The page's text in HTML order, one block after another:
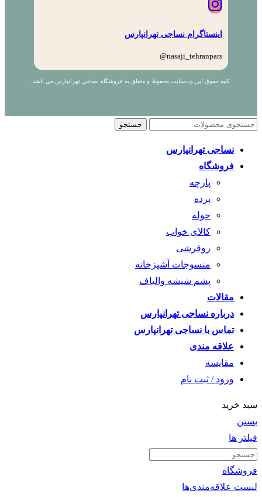
اینستاگرام نساجی تهرانپارس
nasaji_tehranpars@
کلیه حقوق این وب‌سایت محفوظ و متعلق به فروشگاه نساجی تهرانپارس می باشد.
جستجو
نساجی تهرانپارس
فروشگاه
پارچه
پرده
حوله
کالای خواب
روفرشی
منسوجات آشپزخانه
پشم شیشه والیاف
مقالات
درباره نساجی تهرانپارس
تماس با نساجی تهرانپارس
علاقه مندی
مقايسه
ورود / ثبت نام
سبد خرید
بستن
فیلتر ها
فروشگاه
لیست علاقه‌مندی‌ها